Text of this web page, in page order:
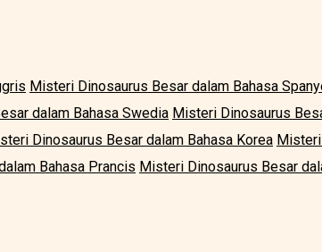
Misteri Dinosaurus Besar dalam Bahasa
dalam Bahasa Swedia Misteri Dinosaurus
Dinosaurus Besar dalam Bahasa Korea
Bahasa Prancis Misteri Dinosaurus Besar